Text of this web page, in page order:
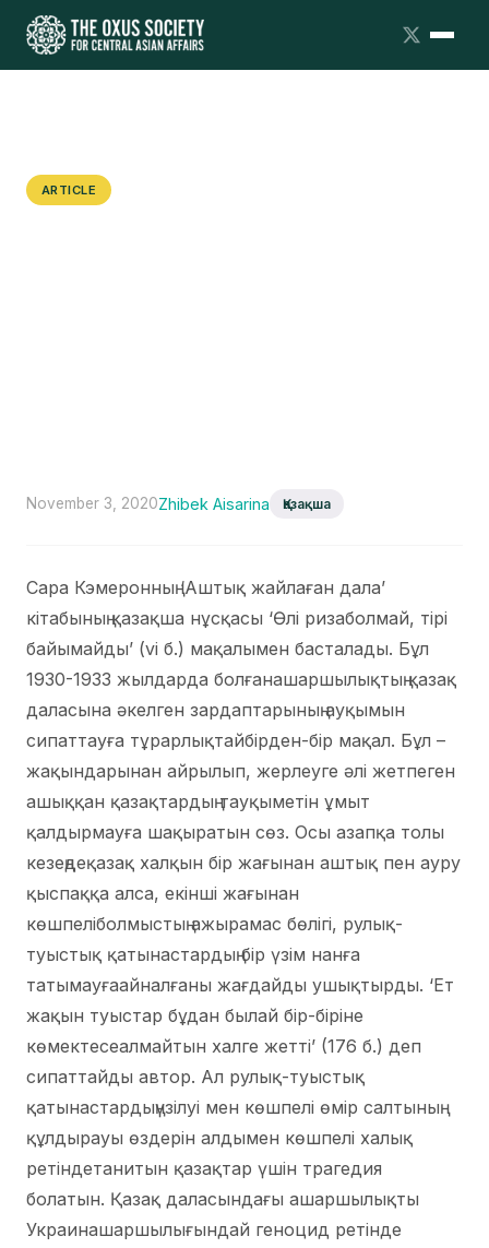
ARTICLE
November 3, 2020Zhibek Aisarina Қазақша
Сара Кэмеронның ‘Аштық жайлаған дала’
кітабының қазақша нұсқасы ‘Өлі ризаболмай, тірі
байымайды’ (vi б.) мақалымен басталады. Бұл
1930-1933 жылдарда болғанашаршылықтың қазақ
даласына әкелген зардаптарының ауқымын
сипаттауға тұрарлықтайбірден-бір мақал. Бұл –
жақындарынан айрылып, жерлеуге әлі жетпеген
ашыққан қазақтардың тауқыметін ұмыт
қалдырмауға шақыратын сөз. Осы азапқа толы
кезеңдеқазақ халқын бір жағынан аштық пен ауру
қыспаққа алса, екінші жағынан
көшпеліболмыстың ажырамас бөлігі, рулық-
туыстық қатынастардың бір үзім нанға
татымауғаайналғаны жағдайды ушықтырды. ‘Ет
жақын туыстар бұдан былай бір-біріне
көмектесеалмайтын халге жетті’ (176 б.) деп
сипаттайды автор. Ал рулық-туыстық
қатынастардыңүзілуі мен көшпелі өмір салтының
құлдырауы өздерін алдымен көшпелі халық
ретіндетанитын қазақтар үшін трагедия
болатын. Қазақ даласындағы ашаршылықты
Украинашаршылығындай геноцид ретінде